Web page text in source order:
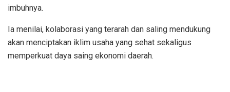
imbuhnya.
Ia menilai, kolaborasi yang terarah dan saling mendukung
akan menciptakan iklim usaha yang sehat sekaligus
memperkuat daya saing ekonomi daerah.